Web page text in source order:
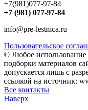
+7(981)077-97-84
+7 (981) 077-97-84
info@pre-lestnica.ru
Пользовательское
© Любое использование
подборки материалов
допускается лишь с
ссылкой на источник:
Все контакты
Наверх